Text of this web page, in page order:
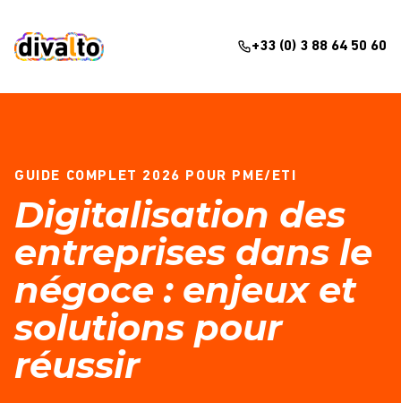
+33 (0) 3 88 64 50 60
GUIDE COMPLET 2026 POUR PME/ETI
Digitalisation des
entreprises dans le
négoce : enjeux et
solutions pour
réussir